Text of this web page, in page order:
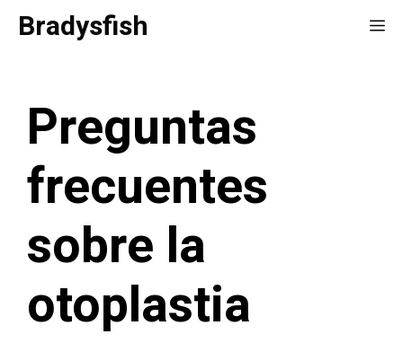
SaltarBradysfish
Preguntas
frecuentes
sobre la
otoplastia